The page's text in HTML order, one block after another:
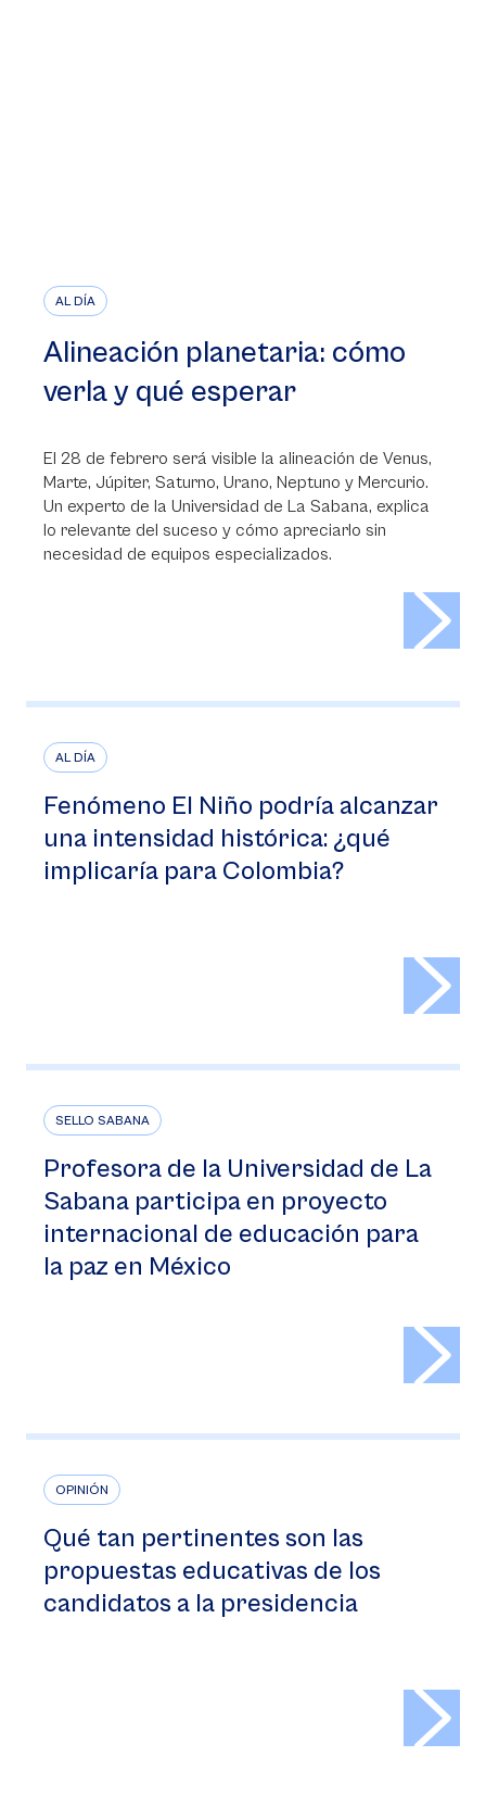
AL DÍA
Alineación planetaria: cómo
verla y qué esperar
El 28 de febrero será visible la alineación de Venus,
Marte, Júpiter, Saturno, Urano, Neptuno y Mercurio.
Un experto de la Universidad de La Sabana, explica
lo relevante del suceso y cómo apreciarlo sin
necesidad de equipos especializados.
AL DÍA
Fenómeno El Niño podría alcanzar
una intensidad histórica: ¿qué
implicaría para Colombia?
SELLO SABANA
Profesora de la Universidad de La
Sabana participa en proyecto
internacional de educación para
la paz en México
OPINIÓN
Qué tan pertinentes son las
propuestas educativas de los
candidatos a la presidencia